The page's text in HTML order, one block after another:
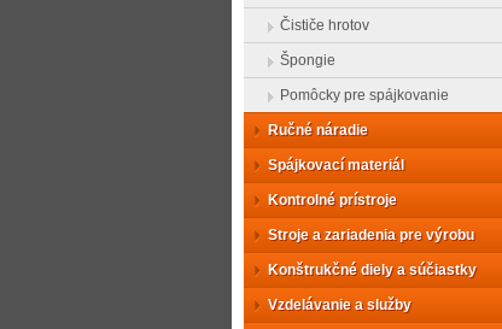
Čističe hrotov
Špongie
Pomôcky pre spájkovanie
Ručné náradie
Spájkovací materiál
Kontrolné prístroje
Stroje a zariadenia pre výrobu
Konštrukčné diely a súčiastky
Vzdelávanie a služby